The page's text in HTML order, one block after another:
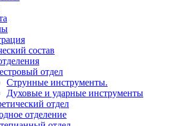
состав
отдел
Струнные инструменты.
Духовые и ударные инструменты
отдел
отделение